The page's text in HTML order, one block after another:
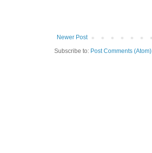
Newer Post
Subscribe to: Post Comments (Atom)